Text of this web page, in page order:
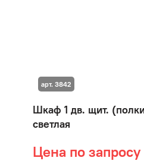
Шкаф 1 дв. щит.
светлая
Цена по запросу
арт. 3842